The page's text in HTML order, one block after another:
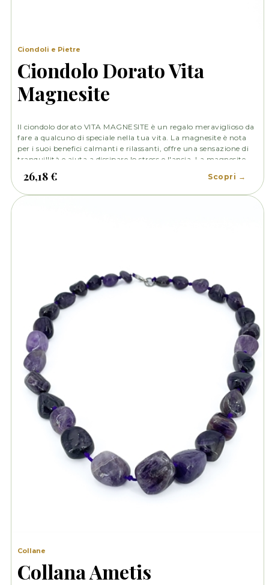
Ciondoli e Pietre
Ciondolo Dorato Vita
Magnesite
Il ciondolo dorato VITA MAGNESITE è un regalo meraviglioso da
fare a qualcuno di speciale nella tua vita. La magnesite è nota
per i suoi benefici calmanti e rilassanti, offre una sensazione di
tranquillità e aiuta a dissipare lo stress e l'ansia. La magnesite
con la propria spiritualità.
26,18 € Scopri →
Collane
Collana Ametis